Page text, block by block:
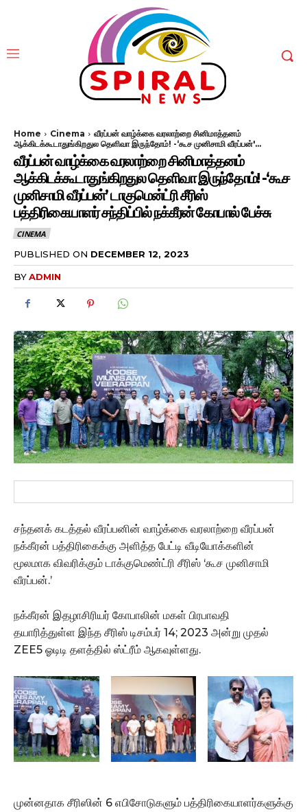
Home Cinema
வீரப்பன் வாழ்க்கை வரலாற்றை சினிமாத்தனம்
ஆக்கிடக்கூடாதுங்கிறதுல தெளிவா இருந்தோம்! -‘கூச முனிசாமி வீரப்பன்'...
வீரப்பன் வாழ்க்கை வரலாற்றை சினிமாத்தனம்
ஆக்கிடக்கூடாதுங்கிறதுல தெளிவா இருந்தோம்! -‘கூச
முனிசாமி வீரப்பன்’ டாகுமென்ட்ரி சீரிஸ்
பத்திரிகையாளர் சந்திப்பில் நக்கீரன் கோபால் பேச்சு
CINEMA
PUBLISHED ON DECEMBER 12, 2023
BYADMIN
சந்தனக் கடத்தல் வீரப்பனின் வாழ்க்கை வரலாற்றை வீரப்பன்
நக்கீரன் பத்திரிகைக்கு அளித்த பேட்டி வீடியோக்களின்
மூலமாக விவரிக்கும் டாக்குமெண்ட்ரி சீரிஸ் ‘கூச முனிசாமி
வீரப்பன்.’
நக்கீரன் இதழாசிரியர் கோபாலின் மகள் பிரபாவதி
தயாரித்துள்ள இந்த சீரிஸ் டிசம்பர் 14; 2023 அன்று முதல்
ZEE5 ஓடிடி தளத்தில் ஸ்ட்ரீம் ஆகவுள்ளது.
முன்னதாக சீரிஸின் 6 எபிசோடுகளும் பத்திரிகையாளர்களுக்கு